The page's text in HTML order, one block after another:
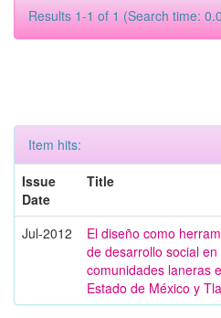
Results 1-1 of 1 (Search time:
Item hits:
Issue
Date
Title
Jul-2012
El diseño como
de desarrollo social en
comunidades laneras
Estado de México y